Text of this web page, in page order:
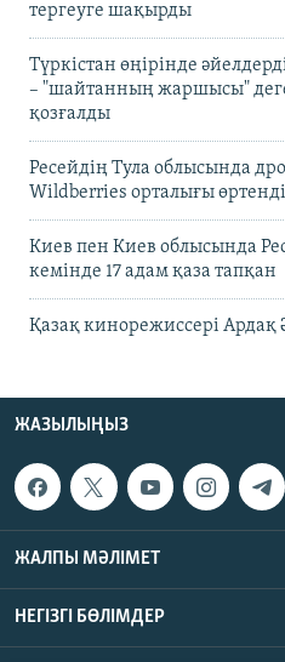
тергеуге шақырды
Түркістан өңірінде
– "шайтанның жаршысы"
қозғалды
Ресейдің Тула облысында
Wildberries орталығы өртенді
Киев пен Киев облысында
кемінде 17 адам қаза тапқан
Қазақ кинорежиссері Ардақ
ЖАЗЫЛЫҢЫЗ
ЖАЛПЫ МӘЛІМЕТ
НЕГІЗГІ БӨЛІМДЕР